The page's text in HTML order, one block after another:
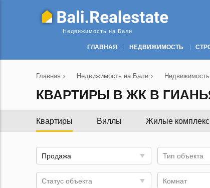
Недвижимость на Бали
ГЛАВНАЯ НЕДВИЖИМОСТЬ
Главная › Недвижимость на Бали ›
КВАРТИРЫ В ЖК В
Квартиры Виллы Жилые
Продажа Тип объекта
Статус объекта Комнат